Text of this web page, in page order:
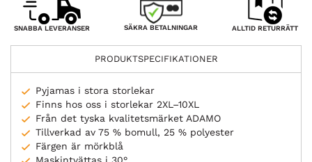
SNABBA LEVERANSER SÄKRA BETALNINGAR ALLTID RETURRÄTT
PRODUKTSPECIFIKATIONER
Pyjamas i stora storlekar
Finns hos oss i storlekar 2XL–10XL
Från det tyska kvalitetsmärket ADAMO
Tillverkad av 75 % bomull, 25 % polyester
Färgen är mörkblå